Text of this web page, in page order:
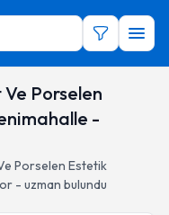
Porselen
-
Porselen Estetik
- uzman bulundu